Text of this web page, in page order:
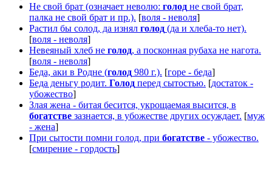
Не свой брат (означает неволю: голод не свой брат,
палка не свой брат и пр.). [воля - неволя]
Растил бы солод, да изнял голод (да и хлеба-то нет).
[воля - неволя]
Невеяный хлеб не голод, а посконная рубаха не нагота.
[воля - неволя]
Беда, аки в Родне (голод 980 г.). [горе - беда]
Беда деньгу родит. Голод перед сытостью. [достаток -
убожество]
Злая жена - битая бесится, укрощаемая высится, в
богатстве зазнается, в убожестве других осуждает. [муж
- жена]
При сытости помни голод, при богатстве - убожество.
[смирение - гордость]